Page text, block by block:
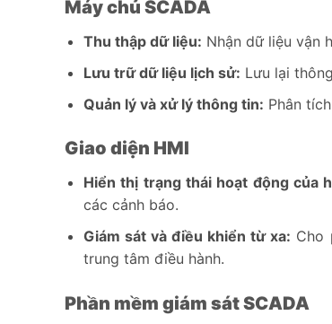
Máy chủ SCADA
Thu thập dữ liệu: Nhận dữ liệu vận
Lưu trữ dữ liệu lịch sử: Lưu lại
Quản lý và xử lý thông tin: Phân
Giao diện HMI
Hiển thị trạng thái hoạt động của
các cảnh báo.
Giám sát và điều khiển từ xa: Cho
trung tâm điều hành.
Phần mềm giám sát SCADA